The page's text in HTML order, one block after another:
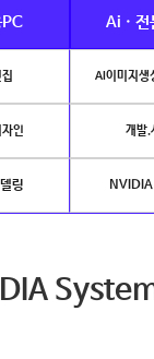
Ai · 전
AI이미지생
자인 개발.
링